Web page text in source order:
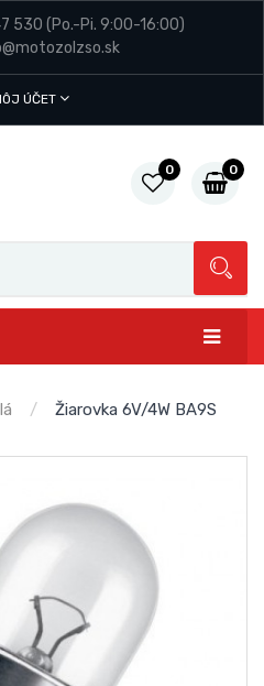
530 (Po.-Pi. 9:00-16:00)
ÚČET
0 0
Žiarovka 6V/4W BA9S